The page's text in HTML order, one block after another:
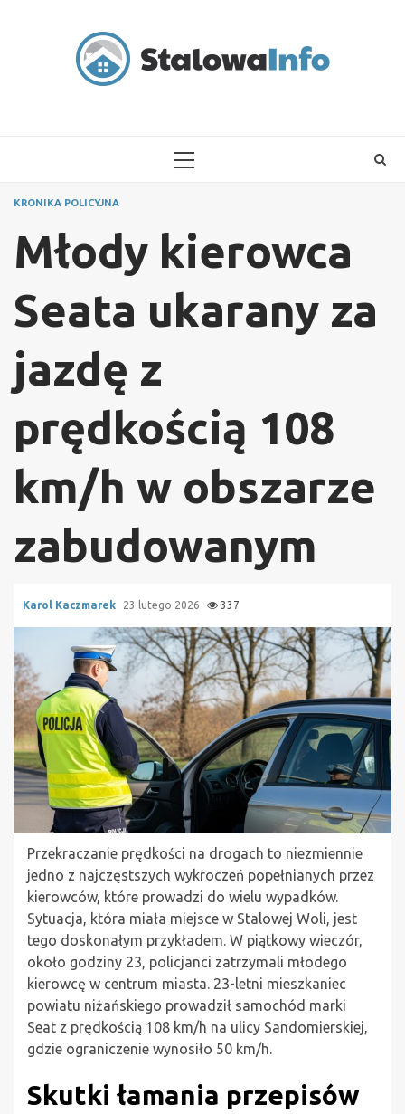
PRIMARY
KRONIKA POLICYJNA
Młody kierowca
Seata ukarany za
jazdę z
prędkością 108
km/h w obszarze
zabudowanym
Karol Kaczmarek 23 lutego 2026 337
Przekraczanie prędkości na drogach to niezmiennie
jedno z najczęstszych wykroczeń popełnianych przez
kierowców, które prowadzi do wielu wypadków.
Sytuacja, która miała miejsce w Stalowej Woli, jest
tego doskonałym przykładem. W piątkowy wieczór,
około godziny 23, policjanci zatrzymali młodego
kierowcę w centrum miasta. 23-letni mieszkaniec
powiatu niżańskiego prowadził samochód marki
Seat z prędkością 108 km/h na ulicy Sandomierskiej,
gdzie ograniczenie wynosiło 50 km/h.
Skutki łamania przepisów